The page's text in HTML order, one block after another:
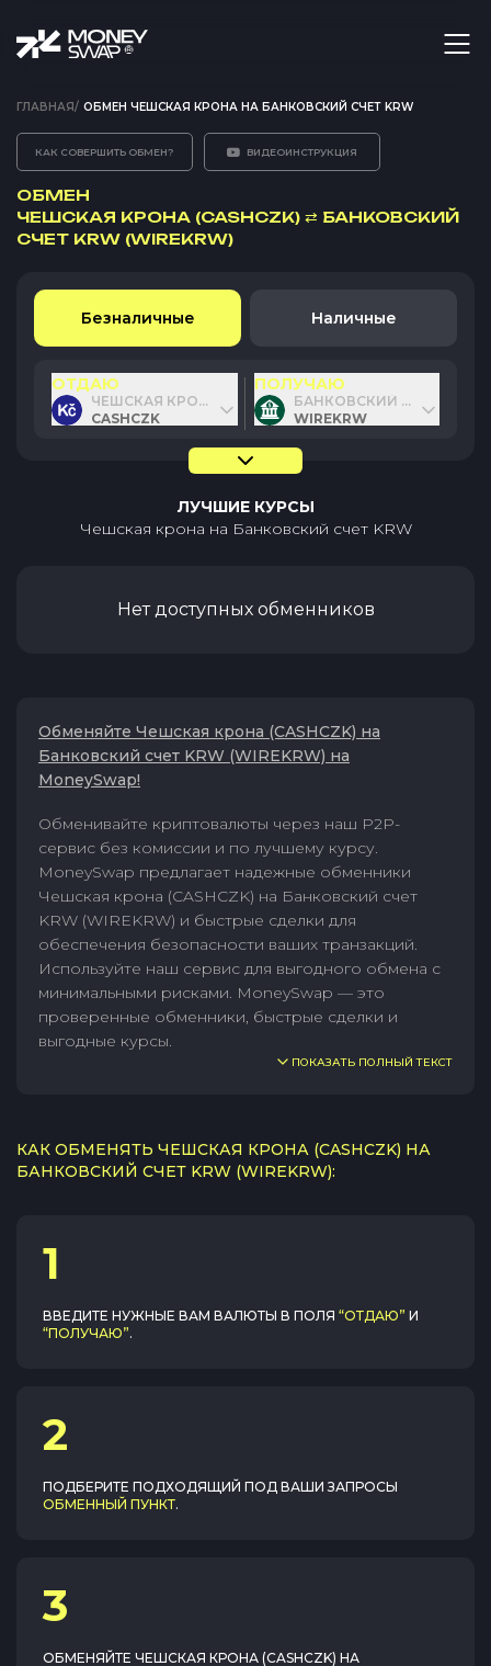
ГЛАВНАЯ/ ОБМЕН ЧЕШСКАЯ КРОНА НА БАНКОВСКИЙ СЧЕТ KRW
КАК СОВЕРШИТЬ ОБМЕН? ВИДЕОИНСТРУКЦИЯ
ОБМЕН
ЧЕШСКАЯ КРОНА (CASHCZK) ⇄ БАНКОВСКИЙ
СЧЕТ KRW (WIREKRW)
Безналичные Наличные
ОТДАЮ
ЧЕШСКАЯ КРОНА
CASHCZK
ПОЛУЧАЮ
БАНКОВСКИЙ СЧЕТ KRW
WIREKRW
ЛУЧШИЕ КУРСЫ
Чешская крона на Банковский счет KRW
Нет доступных обменников
Обменяйте Чешская крона (CASHCZK) на
Банковский счет KRW (WIREKRW) на
MoneySwap!
Обменивайте криптовалюты через наш P2P-
сервис без комиссии и по лучшему курсу.
MoneySwap предлагает надежные обменники
Чешская крона (CASHCZK) на Банковский счет
KRW (WIREKRW) и быстрые сделки для
обеспечения безопасности ваших транзакций.
Используйте наш сервис для выгодного обмена с
минимальными рисками. MoneySwap — это
проверенные обменники, быстрые сделки и
выгодные курсы.
ПОКАЗАТЬ ПОЛНЫЙ ТЕКСТ
КАК ОБМЕНЯТЬ ЧЕШСКАЯ КРОНА (CASHCZK) НА
БАНКОВСКИЙ СЧЕТ KRW (WIREKRW):
1
ВВЕДИТЕ НУЖНЫЕ ВАМ ВАЛЮТЫ В ПОЛЯ “ОТДАЮ” И
“ПОЛУЧАЮ”.
2
ПОДБЕРИТЕ ПОДХОДЯЩИЙ ПОД ВАШИ ЗАПРОСЫ
ОБМЕННЫЙ ПУНКТ.
3
ОБМЕНЯЙТЕ ЧЕШСКАЯ КРОНА (CASHCZK) НА